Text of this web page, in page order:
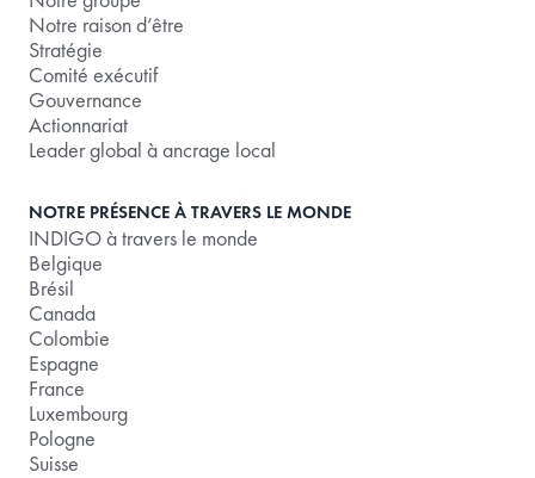
Notre raison d’être
Stratégie
Comité exécutif
Gouvernance
Actionnariat
Leader global à ancrage local
NOTRE PRÉSENCE À TRAVERS LE MONDE
INDIGO à travers le monde
Belgique
Brésil
Canada
Colombie
Espagne
France
Luxembourg
Pologne
Suisse